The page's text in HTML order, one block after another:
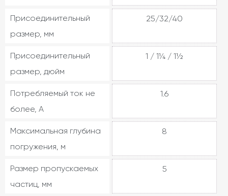
Присоединительный
размер, мм
25/32/40
Присоединительный
размер, дюйм
1 / 1¼ / 1½
Потребляемый ток не
более, А
1.6
Максимальная глубина
погружения, м
8
Размер пропускаемых
частиц, мм
5